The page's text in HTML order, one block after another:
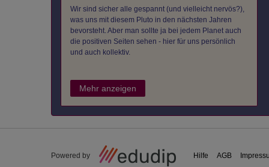
Wir sind sicher alle gespannt (und vielleicht nervös?),
was uns mit diesem Pluto in den nächsten Jahren
bevorsteht. Aber man sollte ja bei jedem Planet auch
die positiven Seiten sehen - hier für uns persönlich
und auch kollektiv.
Mehr anzeigen
Powered by AGB
Hilfe